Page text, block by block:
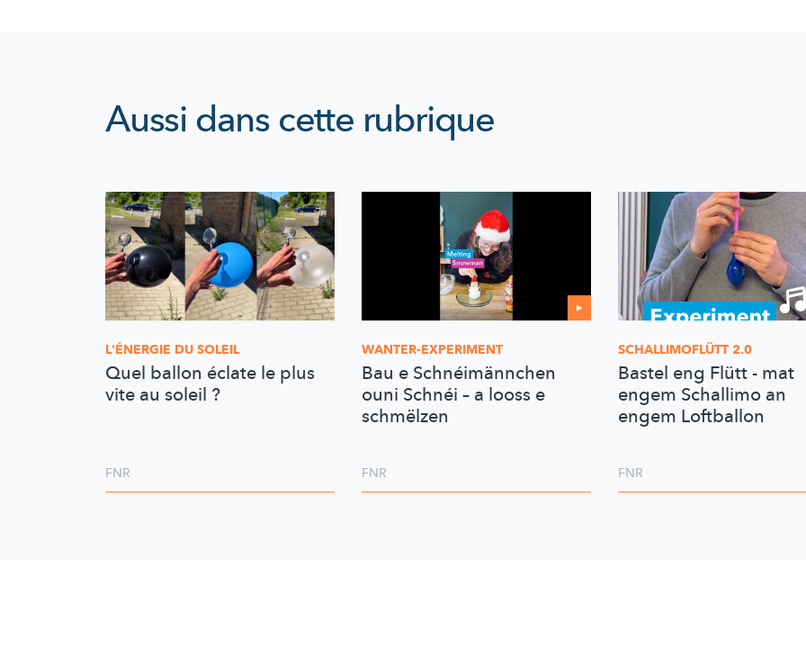
Aussi dans cette rubrique
L'ÉNERGIE DU SOLEIL
Quel ballon éclate le plus
vite au soleil ?
FNR
WANTER-EXPERIMENT
Bau e Schnéimännchen
ouni Schnéi – a looss e
schmëlzen
FNR
SCHALLIMOFLÜTT 2.0
Bastel eng Flütt - mat
engem Schallimo an
engem Loftballon
FNR